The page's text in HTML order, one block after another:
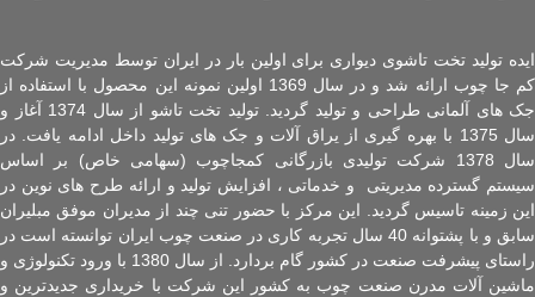
ایده تولید تخت تاشوی دیواری برای اولین بار در ایران توسط مدیریت شرکت
کم جا چوب ارائه شد و در سال 1369 اولین نمونه این محصول با استفاده از
جک های آلمانی طراحی و تولید گردید. تولید تخت تاشو از سال 1374 آغاز و
سال 1375 با بهره گیری از یراق آلات و جک های تولید داخل ادامه یافت. در
سال 1378 شرکت تولیدی بازرگانی کمجاچوب (سهامی خاص) بر اساس
سیستم گسترده مدیریتی و خدماتی ، افزایش تولید و ارائه طرح های نوین در
این زمینه تاسیس گردید. این مرکز با حضور تنی چند از مدیران موفق مبلیران
سابق و با پشتوانه 40 سال تجربه کاری در صنعت چوب ایران توانسته است در
راستای پیشرفت صنعت در کشور گام بردارد. از سال 1380 با ورود تکنولوژی و
ماشین آلات مدرن صنعت چوب به کشور این شرکت با خریداری جدیدترین و